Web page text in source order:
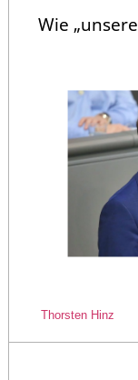
Wie
Thorsten Hinz